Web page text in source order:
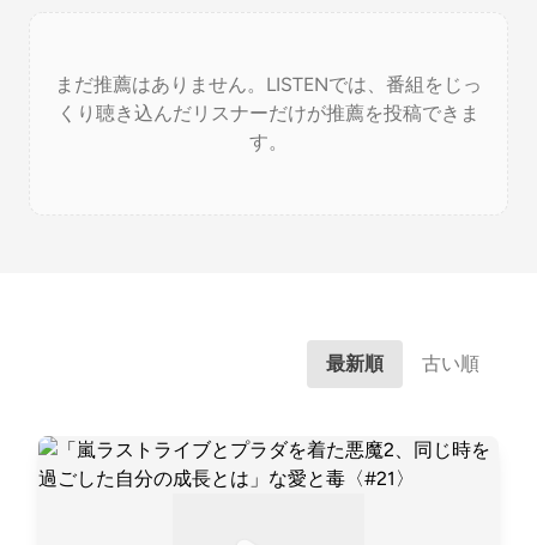
まだ推薦はありません。LISTENでは、番組をじっ
くり聴き込んだリスナーだけが推薦を投稿できま
す。
最新順 古い順